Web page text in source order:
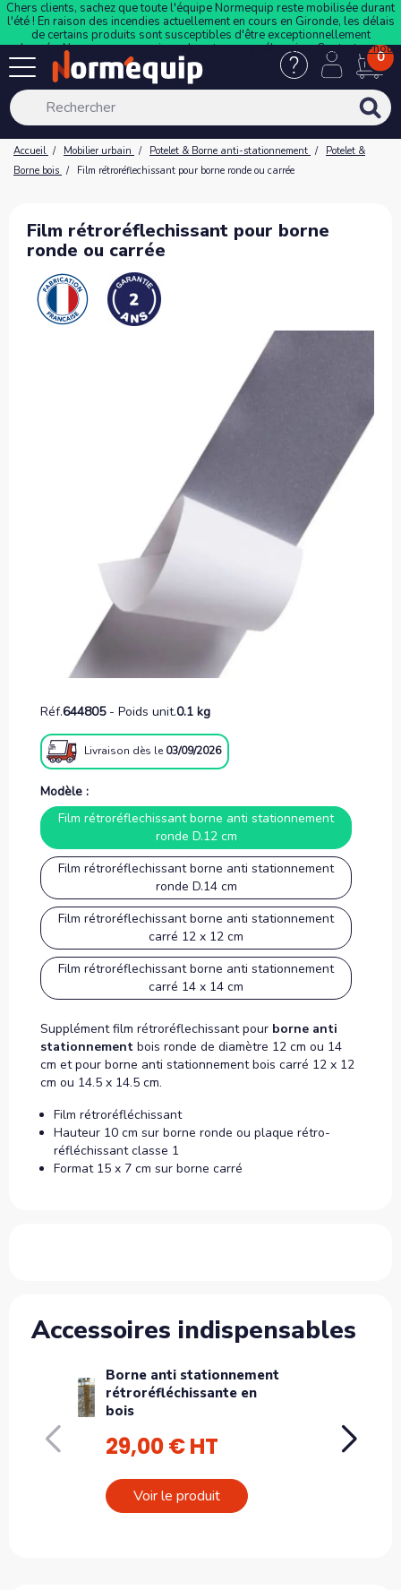
Chers clients, sachez que toute l'équipe Normequip reste mobilisée durant
l'été ! En raison des incendies actuellement en cours en Gironde, les délais
de certains produits sont susceptibles d'être exceptionnellement
prolongés. Nous vous remercions de votre compréhension.Contactez-nous
0
Accueil Mobilier urbain Potelet & Borne anti-stationnement
Potelet &
Borne bois
Film rétroréflechissant pour borne ronde ou carrée
Film rétroréflechissant pour borne
ronde ou carrée
Réf.644805- Poids unit.0.1 kg
Livraison dès le 03/09/2026
Modèle :
Film rétroréflechissant borne anti stationnement
ronde D.12 cm
Film rétroréflechissant borne anti stationnement
ronde D.14 cm
Film rétroréflechissant borne anti stationnement
carré 12 x 12 cm
Film rétroréflechissant borne anti stationnement
carré 14 x 14 cm
Supplément film rétroréflechissant pour borne anti
stationnement bois ronde de diamètre 12 cm ou 14
cm et pour borne anti stationnement bois carré 12 x 12
cm ou 14.5 x 14.5 cm.
Film rétroréfléchissant
Hauteur 10 cm sur borne ronde ou plaque rétro-
réfléchissant classe 1
Format 15 x 7 cm sur borne carré
Accessoires indispensables
Borne anti stationnement
rétroréfléchissante en
bois
29,00 € HT
Voir le produit